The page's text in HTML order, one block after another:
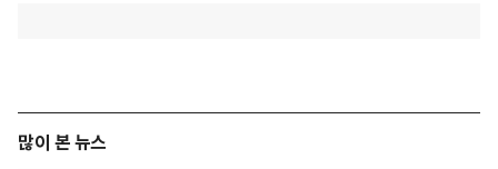
많이 본 뉴스